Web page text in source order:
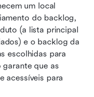
um local
do backlog,
(a lista principal
e o backlog da
escolhidas para
garante que as
acessíveis para